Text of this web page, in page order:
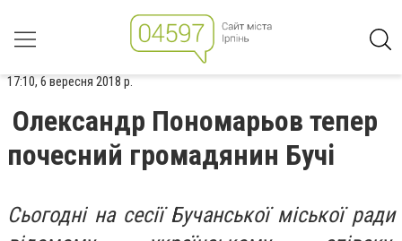
17:10, 6 вересня 2018 р.
Олександр Пономарьов тепер
почесний громадянин Бучі
Сьогодні на сесії Бучанської міської ради